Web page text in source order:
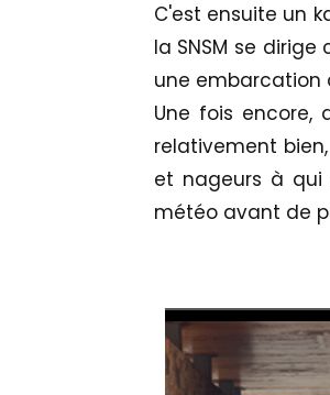
C'est ensuite un
la SNSM se
une embarcation
Une fois encore,
relativement
et nageurs à qui
météo avant de